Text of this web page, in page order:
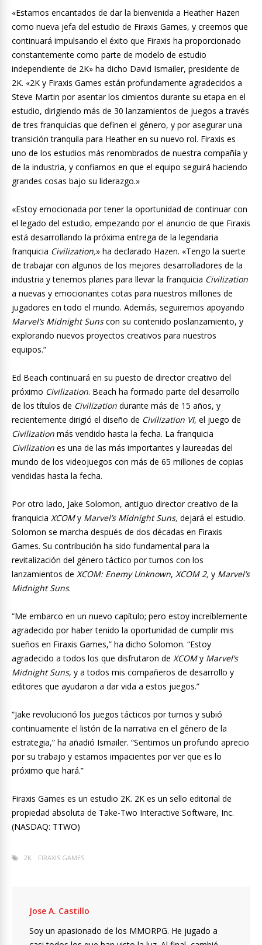
«Estamos encantados de dar la bienvenida a Heather Hazen
como nueva jefa del estudio de Firaxis Games, y creemos que
continuará impulsando el éxito que Firaxis ha proporcionado
constantemente como parte de modelo de estudio
independiente de 2K» ha dicho David Ismailer, presidente de
2K. «2K y Firaxis Games están profundamente agradecidos a
Steve Martin por asentar los cimientos durante su etapa en el
estudio, dirigiendo más de 30 lanzamientos de juegos a través
de tres franquicias que definen el género, y por asegurar una
transición tranquila para Heather en su nuevo rol. Firaxis es
uno de los estudios más renombrados de nuestra compañía y
de la industria, y confiamos en que el equipo seguirá haciendo
grandes cosas bajo su liderazgo.»
«Estoy emocionada por tener la oportunidad de continuar con
el legado del estudio, empezando por el anuncio de que Firaxis
está desarrollando la próxima entrega de la legendaria
franquicia Civilization,» ha declarado Hazen. «Tengo la suerte
de trabajar con algunos de los mejores desarrolladores de la
industria y tenemos planes para llevar la franquicia Civilization
a nuevas y emocionantes cotas para nuestros millones de
jugadores en todo el mundo. Además, seguiremos apoyando
Marvel’s Midnight Sunscon su contenido poslanzamiento, y
explorando nuevos proyectos creativos para nuestros
equipos.”
Ed Beach continuará en su puesto de director creativo del
próximo Civilization. Beach ha formado parte del desarrollo
de los títulos de Civilization durante más de 15 años, y
recientemente dirigió el diseño de Civilization VI, el juego de
Civilization más vendido hasta la fecha. La franquicia
Civilization es una de las más importantes y laureadas del
mundo de los videojuegos con más de 65 millones de copias
vendidas hasta la fecha.
Por otro lado, Jake Solomon, antiguo director creativo de la
franquicia XCOMy Marvel’s Midnight Suns, dejará el estudio.
Solomon se marcha después de dos décadas en Firaxis
Games. Su contribución ha sido fundamental para la
revitalización del género táctico por turnos con los
lanzamientos de XCOM: Enemy Unknown, XCOM 2, y Marvel’s
Midnight Suns.
“Me embarco en un nuevo capítulo; pero estoy increíblemente
agradecido por haber tenido la oportunidad de cumplir mis
sueños en Firaxis Games,” ha dicho Solomon. “Estoy
agradecido a todos los que disfrutaron de XCOMy Marvel’s
Midnight Suns, y a todos mis compañeros de desarrollo y
editores que ayudaron a dar vida a estos juegos.”
“Jake revolucionó los juegos tácticos por turnos y subió
continuamente el listón de la narrativa en el género de la
estrategia,” ha añadió Ismailer. “Sentimos un profundo aprecio
por su trabajo y estamos impacientes por ver que es lo
próximo que hará.”
Firaxis Games es un estudio 2K. 2K es un sello editorial de
propiedad absoluta de Take-Two Interactive Software, Inc.
(NASDAQ: TTWO)
2K FIRAXIS GAMES
Jose A. Castillo
Soy un apasionado de los MMORPG. He jugado a